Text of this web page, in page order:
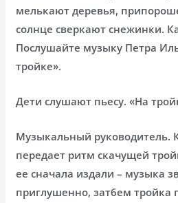
мелькают деревья,
солнце сверкают снежинки.
Послушайте музыку Петра
тройке».
Дети слушают пьесу. «На
Музыкальный руководитель.
передает ритм скачущей
ее сначала издали – музыка
приглушенно, зат6ем тройка